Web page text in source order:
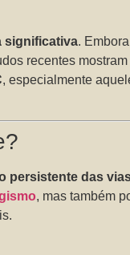
significativa.
recentes
, especialmente
persistente das
, mas também